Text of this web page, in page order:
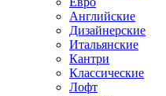
Английские
Дизайнерские
Итальянские
Кантри
Классические
Лофт